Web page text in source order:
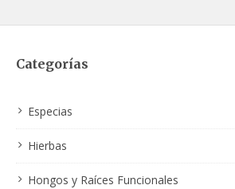
Categorías
Especias
Hierbas
Hongos y Raíces Funcionales